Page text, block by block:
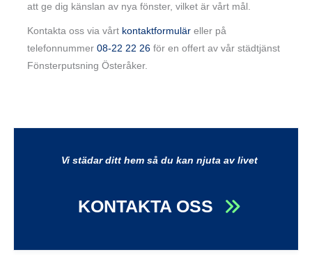
att ge dig känslan av nya fönster, vilket är vårt mål.
Kontakta oss via vårt kontaktformulär eller på
telefonnummer08-22 22 26 för en offert av vår städtjänst
Fönsterputsning Österåker.
Vi städar ditt hem så du kan njuta av livet
KONTAKTA OSS